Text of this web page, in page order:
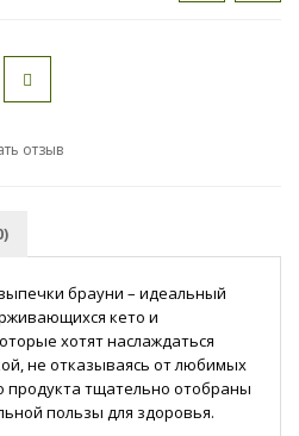
отзыв
брауни – идеальный
кето и
хотят наслаждаться
не отказываясь от любимых
продукта тщательно отобраны
пользы для здоровья.